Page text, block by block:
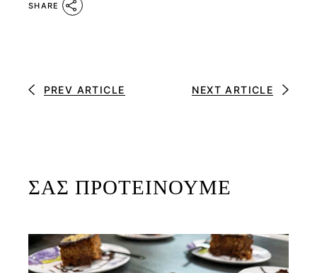
SHARE
PREV ARTICLE NEXT ARTICLE
ΣΑΣ ΠΡΟΤΕΙΝΟΥΜΕ